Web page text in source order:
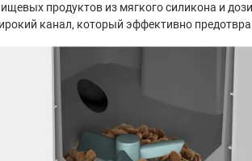
продуктов из мягкого силикона и
канал, который эффективно